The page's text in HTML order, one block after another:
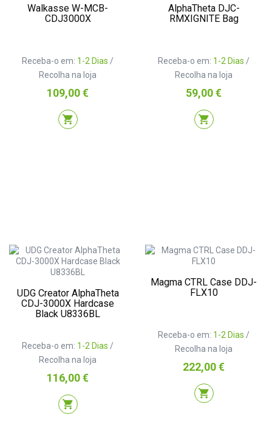
Walkasse W-MCB-
CDJ3000X
Receba-o em: 1-2 Dias /
Recolha na loja
Preço
109,00 €
shopping_cart
AlphaTheta DJC-
RMXIGNITE Bag
Receba-o em: 1-2 Dias /
Recolha na loja
Preço
59,00 €
shopping_cart
UDG Creator AlphaTheta
CDJ-3000X Hardcase
Black U8336BL
Receba-o em: 1-2 Dias /
Recolha na loja
Preço
116,00 €
shopping_cart
Magma CTRL Case DDJ-
FLX10
Receba-o em: 1-2 Dias /
Recolha na loja
Preço
222,00 €
shopping_cart